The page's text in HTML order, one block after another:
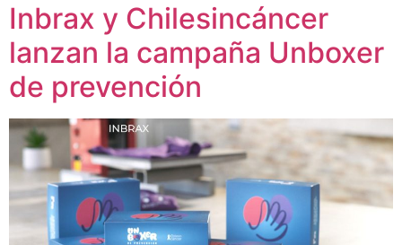
Inbrax y Chilesincáncer
lanzan la campaña Unboxer
de prevención